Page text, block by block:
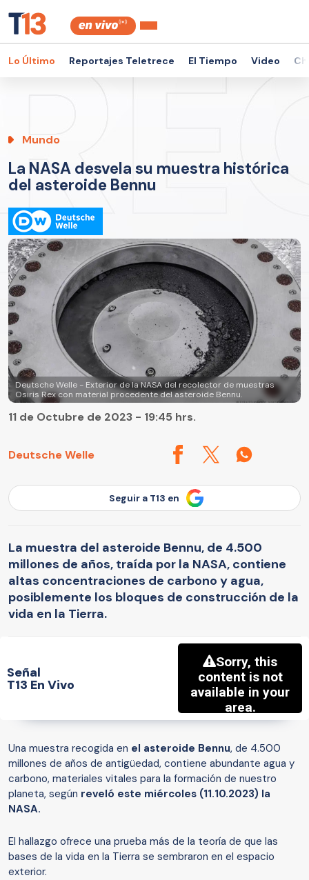
Lo Último Reportajes Teletrece El Tiempo Video
Mundo
La NASA desvela su muestra histórica
del asteroide Bennu
Deutsche Welle - Exterior de la NASA del recolector de muestras
Osiris Rex con material procedente del asteroide Bennu.
Deutsche Welle
11 de Octubre de 2023 - 19:45 hrs.
Seguir a T13 en
La muestra del asteroide Bennu, de 4.500
millones de años, traída por la NASA, contiene
altas concentraciones de carbono y agua,
posiblemente los bloques de construcción de la
vida en la Tierra.
Señal
T13 En Vivo
Una muestra recogida en el asteroide Bennu, de 4.500
millones de años de antigüedad, contiene abundante agua y
carbono, materiales vitales para la formación de nuestro
planeta, según reveló este miércoles (11.10.2023) la
NASA.
El hallazgo ofrece una prueba más de la teoría de que las
bases de la vida en la Tierra se sembraron en el espacio
exterior.